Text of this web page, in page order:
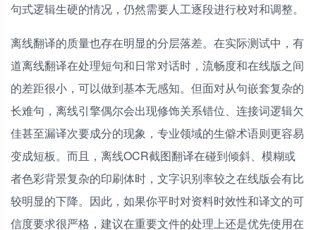
句式逻辑生硬的情况，仍然需要人工逐段进行校对和调整。
离线翻译的质量也存在明显的分层落差。在实际测试中，有
道离线翻译在处理短句和日常对话时，流畅度和在线版之间
的差距很小，可以做到基本无感知。但面对从句嵌套复杂的
长难句，离线引擎偶尔会出现修饰关系错位、连接词逻辑欠
佳甚至漏译次要成分的现象，专业领域的生僻术语则更容易
变成短板。而且，离线OCR截图翻译在碰到倾斜、模糊或
者色彩背景复杂的印刷体时，文字识别率较之在线版会有比
较明显的下降。因此，如果你平时对资料时效性和译文的可
信度要求很严格，建议在重要文件的处理上还是优先使用在